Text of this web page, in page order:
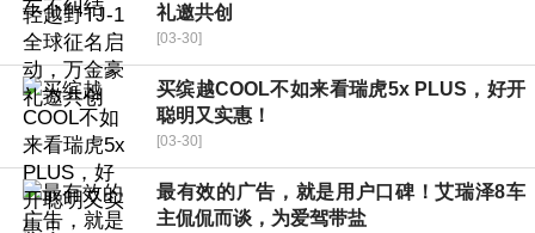
礼邀共创
[03-30]
买缤越COOL不如来看瑞虎5x PLUS，好开
聪明又实惠！
[03-30]
最有效的广告，就是用户口碑！艾瑞泽8车
主侃侃而谈，为爱驾带盐